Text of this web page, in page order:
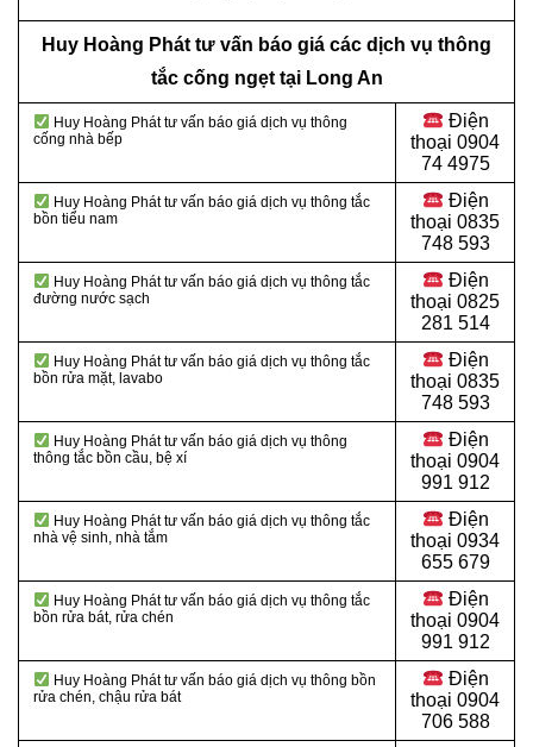
Huy Hoàng Phát tư vấn báo giá các dịch vụ thông
tắc cống ngẹt tại Long An
Huy Hoàng Phát tư vấn báo giá dịch vụ thông
cống nhà bếp
Điện
thoại 0904
74 4975
Huy Hoàng Phát tư vấn báo giá dịch vụ thông tắc
bồn tiểu nam
Điện
thoại 0835
748 593
Huy Hoàng Phát tư vấn báo giá dịch vụ thông tắc
đường nước sạch
Điện
thoại 0825
281 514
Huy Hoàng Phát tư vấn báo giá dịch vụ thông tắc
bồn rửa mặt, lavabo
Điện
thoại 0835
748 593
Huy Hoàng Phát tư vấn báo giá dịch vụ thông
thông tắc bồn cầu, bệ xí
Điện
thoại 0904
991 912
Huy Hoàng Phát tư vấn báo giá dịch vụ thông tắc
nhà vệ sinh, nhà tắm
Điện
thoại 0934
655 679
Huy Hoàng Phát tư vấn báo giá dịch vụ thông tắc
bồn rửa bát, rửa chén
Điện
thoại 0904
991 912
Huy Hoàng Phát tư vấn báo giá dịch vụ thông bồn
rửa chén, chậu rửa bát
Điện
thoại 0904
706 588